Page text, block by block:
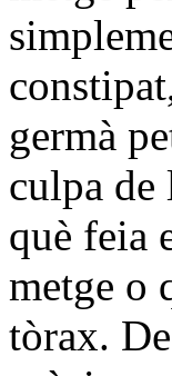
germà
culpa de
què feia
metge o
tòrax.